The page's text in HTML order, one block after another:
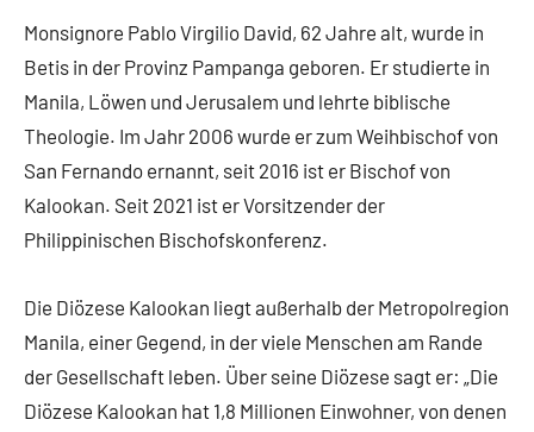
Monsignore Pablo Virgilio David, 62 Jahre alt, wurde in
Betis in der Provinz Pampanga geboren. Er studierte in
Manila, Löwen und Jerusalem und lehrte biblische
Theologie. Im Jahr 2006 wurde er zum Weihbischof von
San Fernando ernannt, seit 2016 ist er Bischof von
Kalookan. Seit 2021 ist er Vorsitzender der
Philippinischen Bischofskonferenz.
Die Diözese Kalookan liegt außerhalb der Metropolregion
Manila, einer Gegend, in der viele Menschen am Rande
der Gesellschaft leben. Über seine Diözese sagt er: „Die
Diözese Kalookan hat 1,8 Millionen Einwohner, von denen